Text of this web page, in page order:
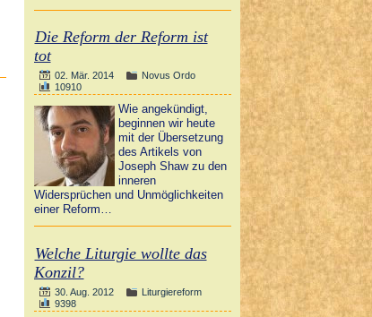
Die Reform der Reform ist
tot
02. Mär. 2014
Novus Ordo
10910
Wie angekündigt,
beginnen wir heute
mit der Übersetzung
des Artikels von
Joseph Shaw zu den
inneren
Widersprüchen und Unmöglichkeiten
einer Reform…
Welche Liturgie wollte das
Konzil?
30. Aug. 2012
Liturgiereform
9398